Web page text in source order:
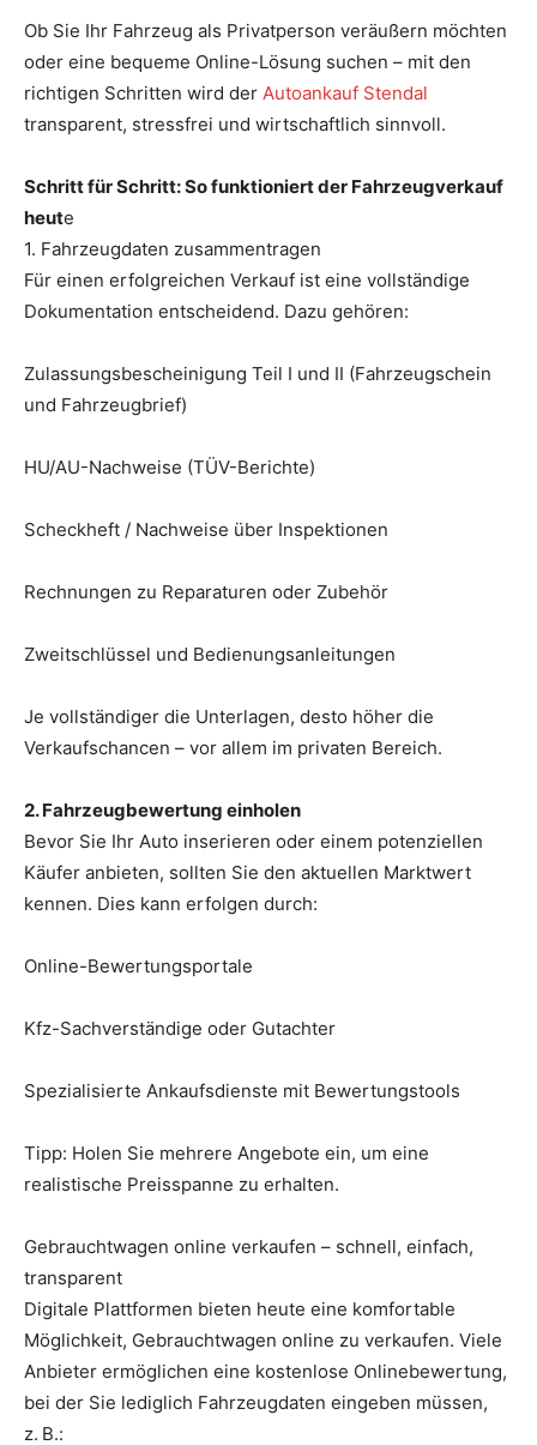
Ob Sie Ihr Fahrzeug als Privatperson veräußern möchten
oder eine bequeme Online-Lösung suchen – mit den
richtigen Schritten wird der Autoankauf Stendal
transparent, stressfrei und wirtschaftlich sinnvoll.
Schritt für Schritt: So funktioniert der Fahrzeugverkauf
heute
1. Fahrzeugdaten zusammentragen
Für einen erfolgreichen Verkauf ist eine vollständige
Dokumentation entscheidend. Dazu gehören:
Zulassungsbescheinigung Teil I und II (Fahrzeugschein
und Fahrzeugbrief)
HU/AU-Nachweise (TÜV-Berichte)
Scheckheft / Nachweise über Inspektionen
Rechnungen zu Reparaturen oder Zubehör
Zweitschlüssel und Bedienungsanleitungen
Je vollständiger die Unterlagen, desto höher die
Verkaufschancen – vor allem im privaten Bereich.
2. Fahrzeugbewertung einholen
Bevor Sie Ihr Auto inserieren oder einem potenziellen
Käufer anbieten, sollten Sie den aktuellen Marktwert
kennen. Dies kann erfolgen durch:
Online-Bewertungsportale
Kfz-Sachverständige oder Gutachter
Spezialisierte Ankaufsdienste mit Bewertungstools
Tipp: Holen Sie mehrere Angebote ein, um eine
realistische Preisspanne zu erhalten.
Gebrauchtwagen online verkaufen – schnell, einfach,
transparent
Digitale Plattformen bieten heute eine komfortable
Möglichkeit, Gebrauchtwagen online zu verkaufen. Viele
Anbieter ermöglichen eine kostenlose Onlinebewertung,
bei der Sie lediglich Fahrzeugdaten eingeben müssen,
z. B.: